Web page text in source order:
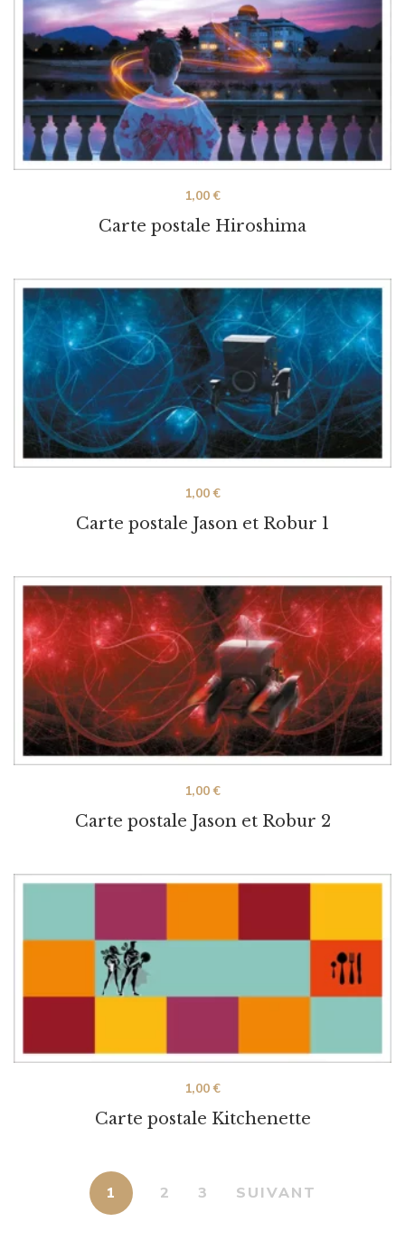
Carte postale Hiroshima
1,00€
Carte postale Jason et Robur 1
1,00€
Carte postale Jason et Robur 2
1,00€
Carte postale Kitchenette
1,00€
1 2 3 SUIVANT